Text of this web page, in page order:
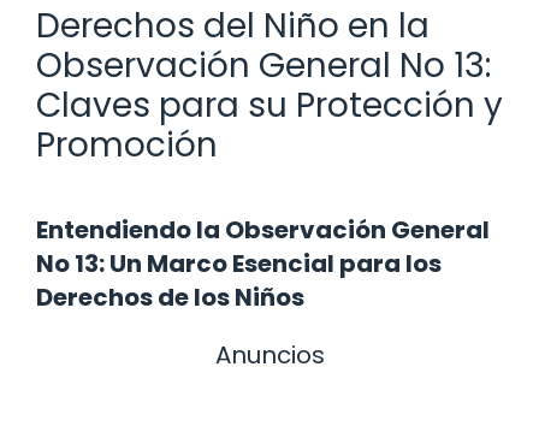
Derechos del Niño en la
Observación General No 13:
Claves para su Protección y
Promoción
Entendiendo la Observación General
No 13: Un Marco Esencial para los
Derechos de los Niños
Anuncios